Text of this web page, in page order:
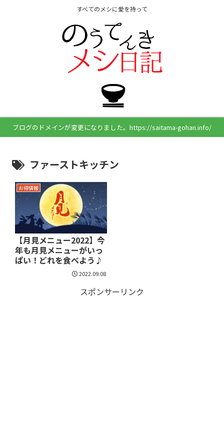
すべてのメシに愛を持って
ブログのドメインが変更になりました。https://saitama-gohan.info/
ファーストキッチン
お得情報
【月見メニュー2022】今
年も月見メニューがいっ
ぱい！どれを食べよう♪
2022.09.08
スポンサーリンク